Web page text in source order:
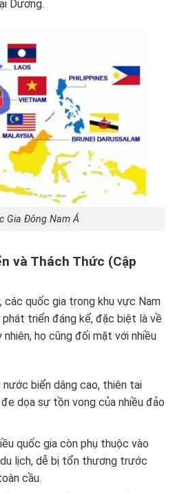
Dương.
Gia Đông Nam Á
và Thách Thức (Cập
các quốc gia trong khu vực Nam
triển đáng kể, đặc biệt là về
họ cũng đối mặt với nhiều
biển dâng cao, thiên tai
dọa sự tồn vong của nhiều đảo
quốc gia còn phụ thuộc vào
lịch, dễ bị tổn thương trước
cầu.